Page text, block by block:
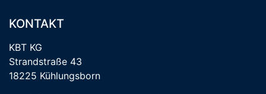
KONTAKT
KBT KG
Strandstraße 43
18225 Kühlungsborn